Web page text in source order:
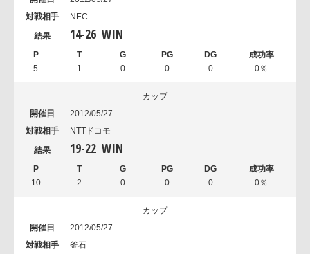
NEC
14-26 WIN
5 1 0 0 0 0％
カップ
2012/05/27
NTTドコモ
19-22 WIN
10 2 0 0 0 0％
カップ
2012/05/27
釜石